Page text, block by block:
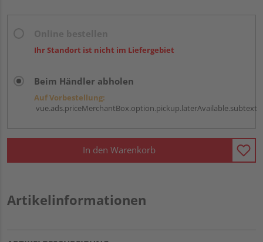
Ihr Standort ist nicht im Liefergebiet
Beim Händler abholen
Auf Vorbestellung:
vue.ads.priceMerchantBox.option.pickup.laterAvailable.subtext
In den Warenkorb
Artikelinformationen